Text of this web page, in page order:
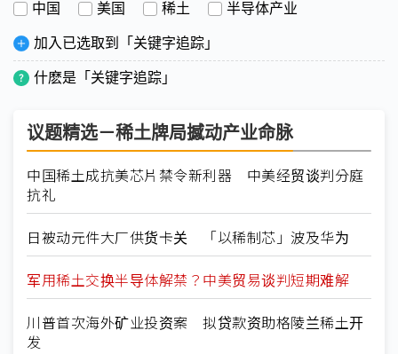
中国 美国 稀土 半导体产业
加入已选取到「关键字追踪」
什麽是「关键字追踪」
议题精选－稀土牌局撼动产业命脉
中国稀土成抗美芯片禁令新利器 中美经贸谈判分庭
抗礼
日被动元件大厂供货卡关 「以稀制芯」波及华为
军用稀土交换半导体解禁？中美贸易谈判短期难解
川普首次海外矿业投资案 拟贷款资助格陵兰稀土开
发